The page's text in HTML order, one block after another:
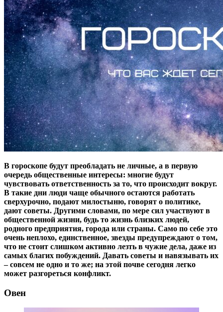
В гороскопе будут преобладать не личные, а в первую
очередь общественные интересы: многие будут
чувствовать ответственность за то, что происходит вокруг.
В такие дни люди чаще обычного остаются работать
сверхурочно, подают милостыню, говорят о политике,
дают советы. Другими словами, по мере сил участвуют в
общественной жизни, будь то жизнь близких людей,
родного предприятия, города или страны. Само по себе это
очень неплохо, единственное, звезды предупреждают о том,
что не стоит слишком активно лезть в чужие дела, даже из
самых благих побуждений. Давать советы и навязывать их
– совсем не одно и то же; на этой почве сегодня легко
может разгореться конфликт.
Овен